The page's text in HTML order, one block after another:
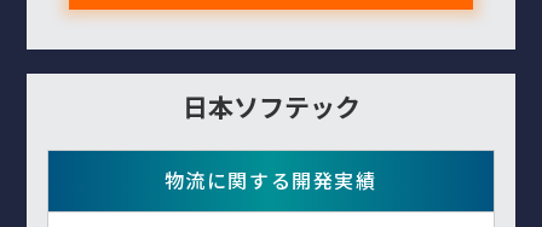
日本ソフテック
物流に関する開発実績